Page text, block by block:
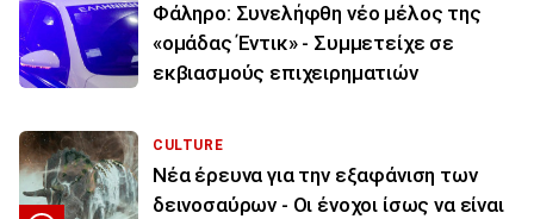
Φάληρο: Συνελήφθη νέο μέλος της
«ομάδας Έντικ» - Συμμετείχε σε
εκβιασμούς επιχειρηματιών
CULTURE
Νέα έρευνα για την εξαφάνιση των
δεινοσαύρων - Οι ένοχοι ίσως να είναι